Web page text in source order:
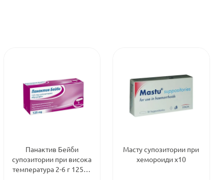
Панактив Бейби
супозитории при висока
температура 2-6 г 125мг
Масту супозитории при
хемороиди х10